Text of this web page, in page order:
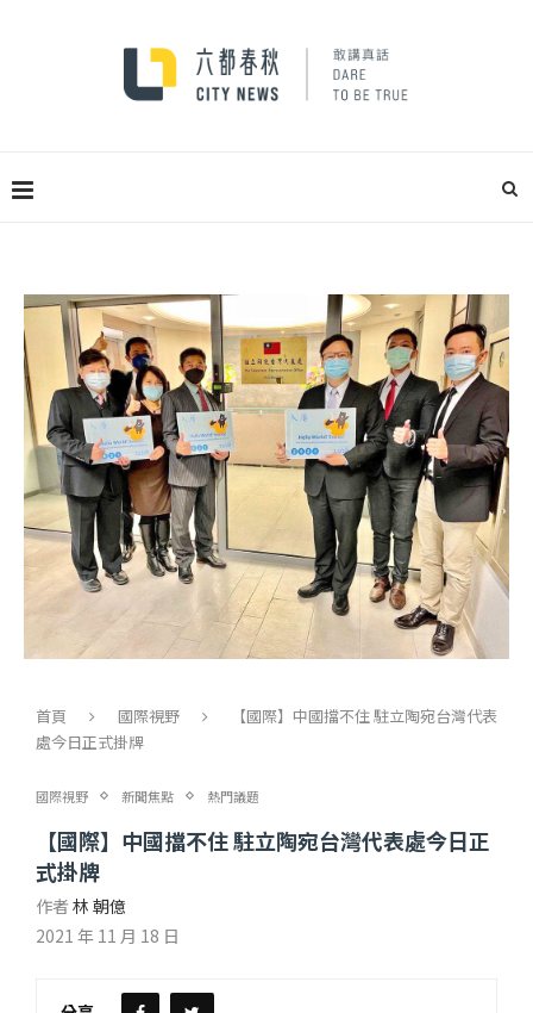
首頁 國際視野
【國際】中國擋不住 駐立陶宛台灣代表
處今日正式掛牌
國際視野 新聞焦點 熱門議題
【國際】中國擋不住 駐立陶宛台灣代表處今日正
式掛牌
作者 林 朝億
2021 年 11 月 18 日